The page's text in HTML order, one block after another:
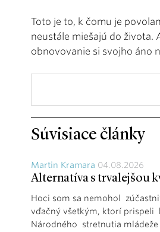
Toto je to, k čomu je
neustále miešajú do života.
obnovovanie si svojho áno
Súvisiace články
Martin Kramara 04.08.2026
Alternatíva s trvalejšou
Hoci som sa nemohol
vďačný všetkým, ktorí prispeli
Národného stretnutia mládeže